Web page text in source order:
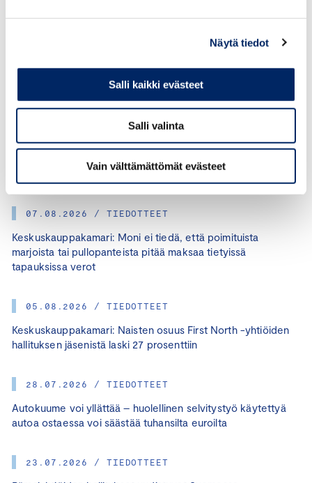
Näytä tiedot
Salli kaikki evästeet
Salli valinta
Vain välttämättömät evästeet
07.08.2026 / TIEDOTTEET
Keskuskauppakamari: Moni ei tiedä, että poimituista
marjoista tai pullopanteista pitää maksaa tietyissä
tapauksissa verot
05.08.2026 / TIEDOTTEET
Keskuskauppakamari: Naisten osuus First North -yhtiöiden
hallituksen jäsenistä laski 27 prosenttiin
28.07.2026 / TIEDOTTEET
Autokuume voi yllättää – huolellinen selvitystyö käytettyä
autoa ostaessa voi säästää tuhansilta euroilta
23.07.2026 / TIEDOTTEET
TALOUS, JUKKA APPELQVIST
JAA ARTIKKELI: